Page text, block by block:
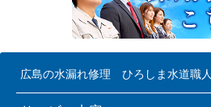
広島の水漏れ修理 ひろしま水道職人